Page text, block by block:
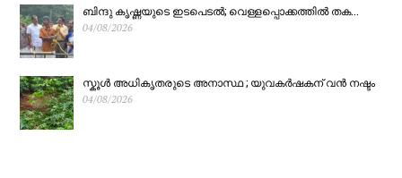
ബിന്ദു കൃഷ്ണയുടെ ഇടപെടൽ; വെള്ളപ്പൊക്കത്തിൽ തക...
04/08/2026
സ്കൂൾ അധികൃതരുടെ അനാസ്ഥ ; യുവകർഷകന് വൻ നഷ്ടം
04/08/2026